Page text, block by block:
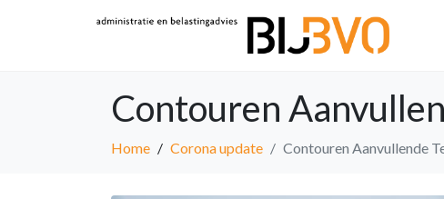
Contouren
Home Corona update Contouren Aanvullende